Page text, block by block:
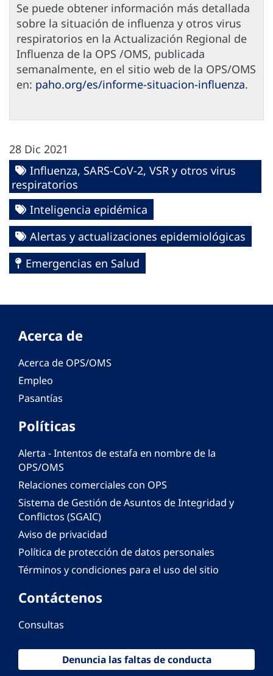
Se puede obtener información más detallada
sobre la situación de influenza y otros virus
respiratorios en la Actualización Regional de
Influenza de la OPS /OMS, publicada
semanalmente, en el sitio web de la OPS/OMS
en: paho.org/es/informe-situacion-influenza.
28 Dic 2021
Influenza, SARS-CoV-2, VSR y otros virus
respiratorios
Inteligencia epidémica
Alertas y actualizaciones epidemiológicas
Emergencias en Salud
Acerca de
Acerca de OPS/OMS
Empleo
Pasantías
Políticas
Alerta - Intentos de estafa en nombre de la
OPS/OMS
Relaciones comerciales con OPS
Sistema de Gestión de Asuntos de Integridad y
Conflictos (SGAIC)
Aviso de privacidad
Política de protección de datos personales
Términos y condiciones para el uso del sitio
Contáctenos
Consultas
Denuncia las faltas de conducta